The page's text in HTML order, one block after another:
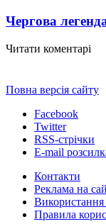
Чергова
Читати коментарі
Повна версія сайту
Facebook
Twitter
RSS-стрічки
E-mail
Контакти
Реклама на
Використання
Правила